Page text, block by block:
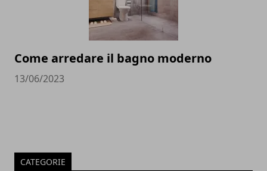
Come arredare il bagno moderno
13/06/2023
CATEGORIE